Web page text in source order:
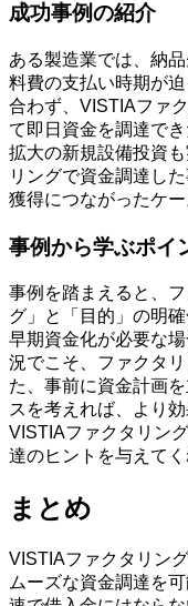
成功事例の紹介
ある製造業では、納
料費の支払い時期が
合わず、VISTIAファ
て即日資金を調達で
拡大の新規設備投資
リングで資金調達し
獲得につながったケ
事例から学ぶポイ
事例を踏まえると、
グ」と「目的」の明
早期資金化が必要な
況でこそ、ファクタ
た、事前に資金計画
スを考えれば、より
VISTIAファクタリン
達のヒントを与えてく
まとめ
VISTIAファクタリン
ムーズな資金調達を